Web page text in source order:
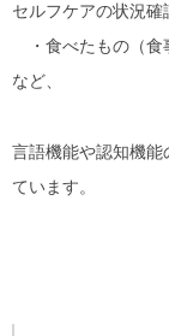
セルフケアの状況確
・食べたもの（食
など、
言語機能や認知機
ています。